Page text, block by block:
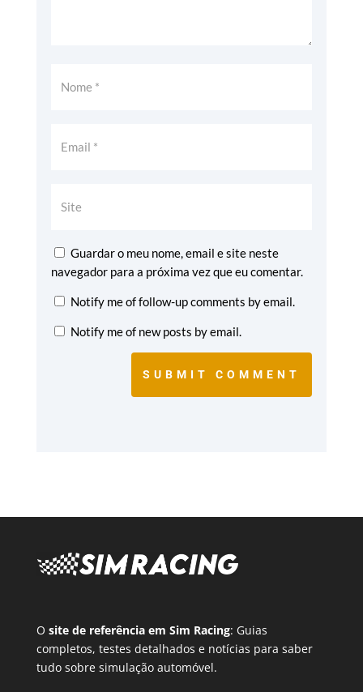
Guardar o meu nome, email e site neste
navegador para a próxima vez que eu comentar.
Notify me of follow-up comments by email.
Notify me of new posts by email.
SUBMIT COMMENT
O site de referência em Sim Racing: Guias
completos, testes detalhados e notícias para saber
tudo sobre simulação automóvel.